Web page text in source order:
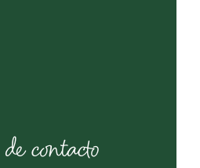
contacto